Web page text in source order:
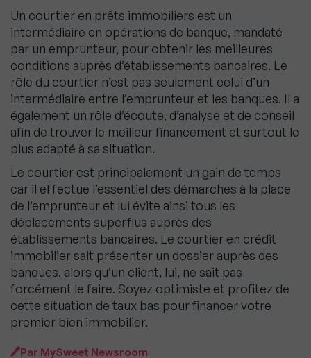
Un courtier en prêts immobiliers est un
intermédiaire en opérations de banque, mandaté
par un emprunteur, pour obtenir les meilleures
conditions auprès d’établissements bancaires. Le
rôle du courtier n’est pas seulement celui d’un
intermédiaire entre l’emprunteur et les banques. Il a
également un rôle d’écoute, d’analyse et de conseil
afin de trouver le meilleur financement et surtout le
plus adapté à sa situation.
Le courtier est principalement un gain de temps
car il effectue l’essentiel des démarches à la place
de l’emprunteur et lui évite ainsi tous les
déplacements superflus auprès des
établissements bancaires. Le courtier en crédit
immobilier sait présenter un dossier auprès des
banques, alors qu’un client, lui, ne sait pas
forcément le faire. Soyez optimiste et profitez de
cette situation de taux bas pour financer votre
premier bien immobilier.
Par MySweet Newsroom